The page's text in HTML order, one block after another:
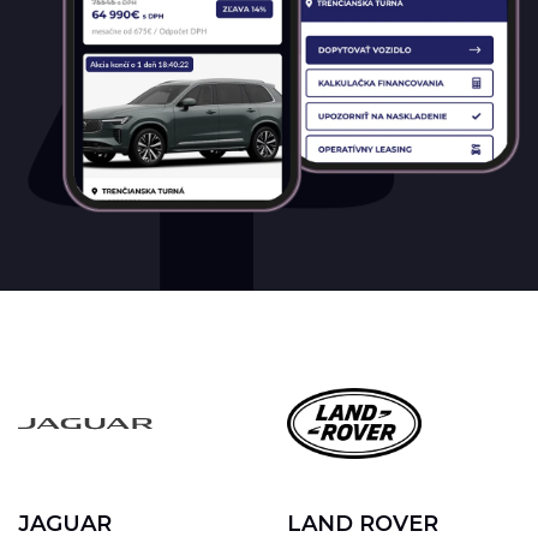
JAGUAR LAND ROVER